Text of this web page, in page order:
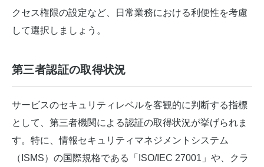
クセス権限の設定など、日常業務における利便性を考慮
して選択しましょう。
第三者認証の取得状況
サービスのセキュリティレベルを客観的に判断する指標
として、第三者機関による認証の取得状況が挙げられま
す。特に、情報セキュリティマネジメントシステム
（ISMS）の国際規格である「ISO/IEC 27001」や、クラ